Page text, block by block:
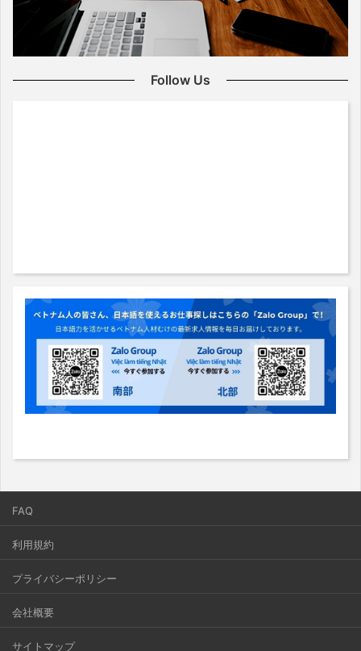
Follow Us
FAQ
利用規約
プライバシーポリシー
会社概要
サイトマップ